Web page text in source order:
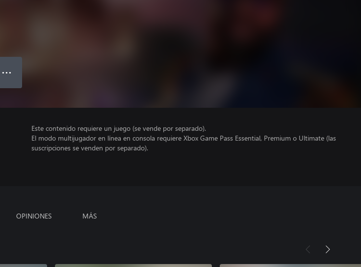
● ● ●
Este contenido requiere un juego (se vende por separado).
El modo multijugador en línea en consola requiere Xbox Game Pass Essential, Premium o Ultimate (las
suscripciones se venden por separado).
OPINIONES MÁS